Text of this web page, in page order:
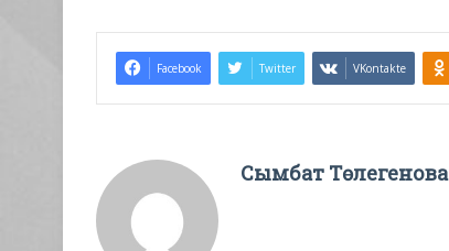
Facebook Twitter VKontakte
Сымбат Төлегенова